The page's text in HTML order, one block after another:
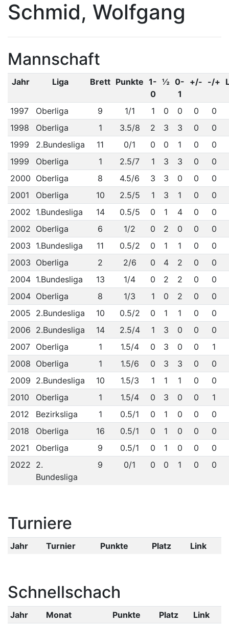
Schmid, Wolfgang
Mannschaft
Jahr Liga Brett Punkte 1-
0
½ 0-
1
+/- -/+
1997 Oberliga 9 1/1 1 0 0 0
0
1998
Oberliga 1 3.5/8 2 3 3 0
0
1999
2.Bundesliga 11 0/1 0 0 1 0
0
1999
Oberliga 1 2.5/7 1 3 3 0
0
2000 Oberliga 8 4.5/6 3 3 0 0
0
2001
Oberliga 10 2.5/5 1 3 1 0
0
2002 1.Bundesliga 14 0.5/5 0 1 4 0
0
2002 Oberliga 6 1/2 0 2 0 0
0
2003 1.Bundesliga 11 0.5/2 0 1 1 0
0
2003 Oberliga 2 2/6 0 4 2 0
0
2004 1.Bundesliga 13 1/4 0 2 2 0
0
2004 Oberliga 8 1/3 1 0 2 0
0
2005 2.Bundesliga 10 0.5/2 0 1 1 0
0
2006 2.Bundesliga 14 2.5/4 1 3 0 0
0
2007
Oberliga 1 1.5/4 0 3 0 0
1
2008 Oberliga 1 1.5/6 0 3 3 0
0
2009 2.Bundesliga 10 1.5/3 1 1 1 0
0
2010
Oberliga 1 1.5/4 0 3 0 0
1
2012
Bezirksliga 1 0.5/1 0 1 0 0
0
2018
Oberliga 16 0.5/1 0 1 0 0
0
2021
Oberliga 9 0.5/1 0 1 0 0
0
2022 2.
Bundesliga
9 0/1 0 0 1 0 0
Turniere
Jahr Turnier Punkte Platz Link
Schnellschach
Jahr Monat Punkte Platz
Link